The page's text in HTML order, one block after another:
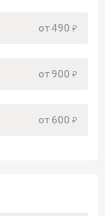
от490
от 900
от 600